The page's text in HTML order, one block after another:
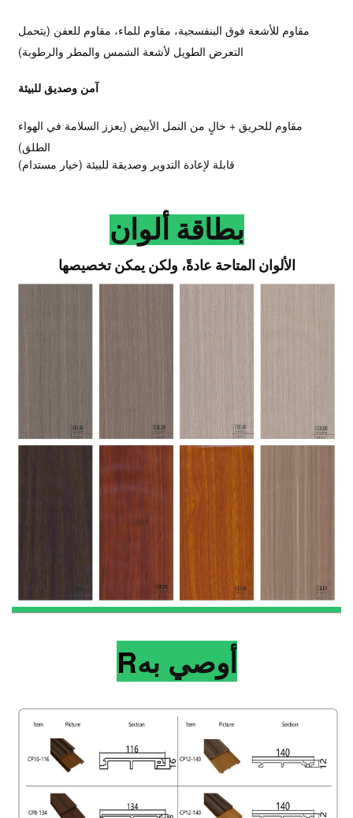
مقاوم للأشعة فوق البنفسجية، مقاوم للماء، مقاوم للعفن (يتحمل
التعرض الطويل لأشعة الشمس والمطر والرطوبة)
آمن وصديق للبيئة
مقاوم للحريق + خالٍ من النمل الأبيض (يعزز السلامة في الهواء
الطلق)
قابلة لإعادة التدوير وصديقة للبيئة (خيار مستدام)
بطاقة ألوان
الألوان المتاحة عادةً، ولكن يمكن تخصيصها
Rأوصي به